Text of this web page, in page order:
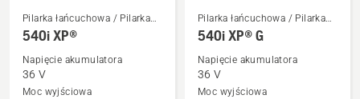
Zobacz
więcej
540i
Pilarka łańcuchowa / Pilarka
mechaniczna
540i XP®
Napięcie akumulatora
36 V
Moc wyjściowa
Zobacz
więcej
540i
Pilarka łańcuchowa / Pilarka
mechaniczna
540i XP® G
Napięcie akumulatora
36 V
Moc wyjściowa